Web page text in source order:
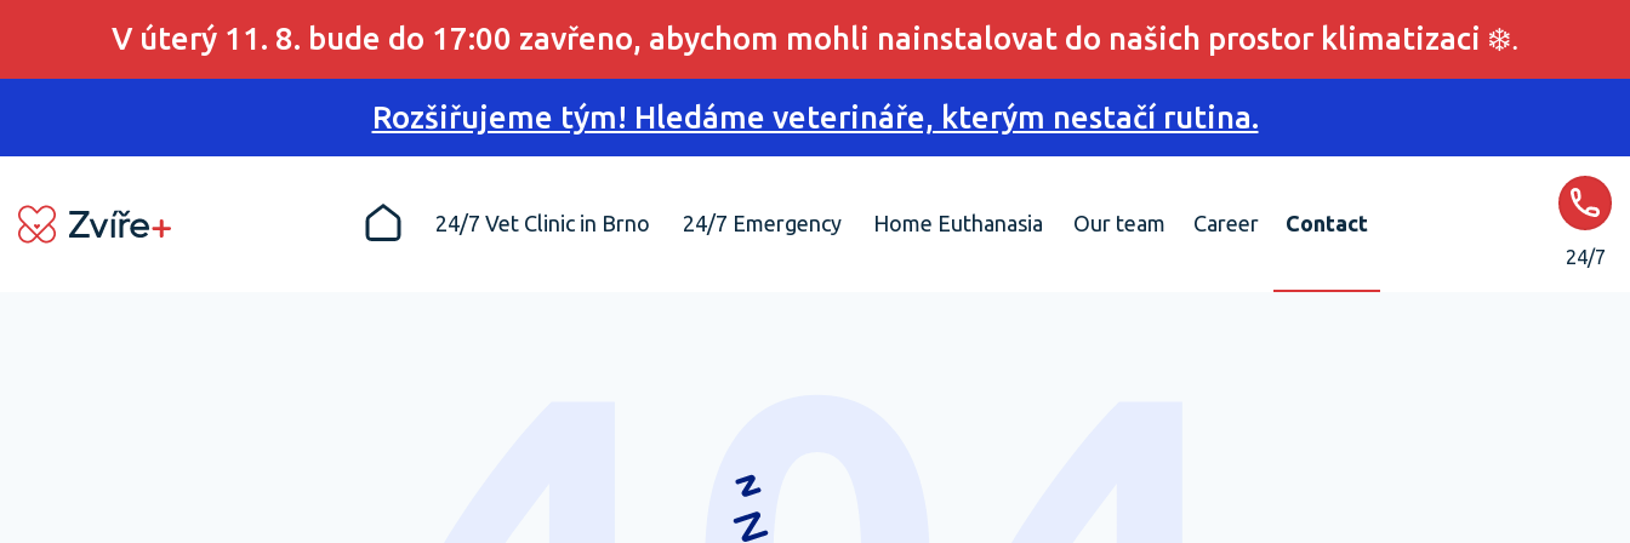
V úterý 11. 8. bude do 17:00 zavřeno, abychom mohli nainstalovat do našich prostor klimatizaci ❄️.
Rozšiřujeme tým! Hledáme veterináře, kterým nestačí rutina.
24/7 Vet Clinic in Brno 24/7 Emergency Home Euthanasia Our team Career Contact
24/7